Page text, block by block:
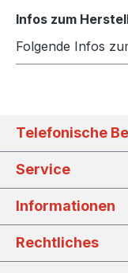
Infos zum
Folgende Infos
Telefonische
Service
Informationen
Rechtliches